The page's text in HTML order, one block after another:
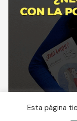
Esta página